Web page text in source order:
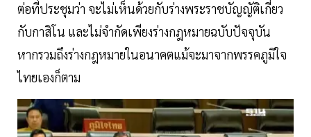
ต่อที่ประชุมว่า จะไม่เห็นด้วยกับร่างพระราชบัญญัติเกี่ยว
กับกาสิโน และไม่จำกัดเพียงร่างกฎหมายฉบับปัจจุบัน
หากรวมถึงร่างกฎหมายในอนาคตแม้จะมาจากพรรคภูมิใจ
ไทยเองก็ตาม